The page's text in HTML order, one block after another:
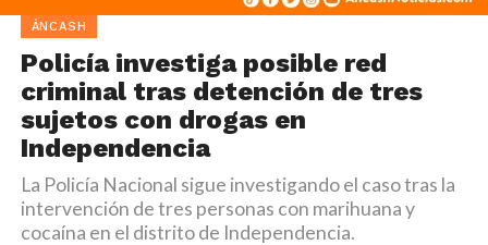
ÁNCASH
Policía investiga posible red
criminal tras detención de tres
sujetos con drogas en
Independencia
La Policía Nacional sigue investigando el caso tras la
intervención de tres personas con marihuana y
cocaína en el distrito de Independencia.